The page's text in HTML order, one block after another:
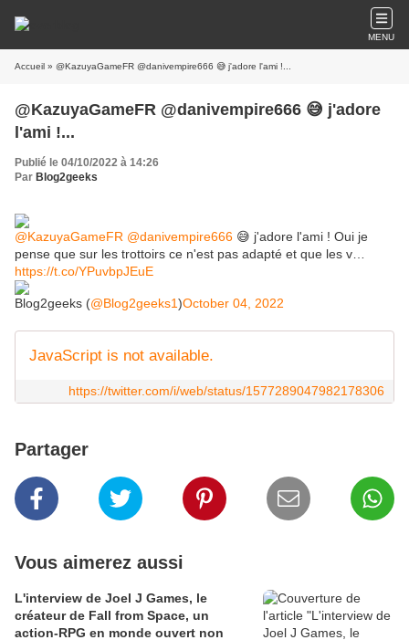
MENU
Accueil » @KazuyaGameFR @danivempire666 😅 j'adore l'ami !...
@KazuyaGameFR @danivempire666 😅 j'adore
l'ami !...
Publié le 04/10/2022 à 14:26
Par Blog2geeks
@KazuyaGameFR @danivempire666 😅 j'adore l'ami ! Oui je
pense que sur les trottoirs ce n'est pas adapté et que les v…
https://t.co/YPuvbpJEuE
Blog2geeks (@Blog2geeks1)October 04, 2022
JavaScript is not available.
https://twitter.com/i/web/status/1577289047982178306
Partager
Vous aimerez aussi
L'interview de Joel J Games, le
créateur de Fall from Space, un
action-RPG en monde ouvert non